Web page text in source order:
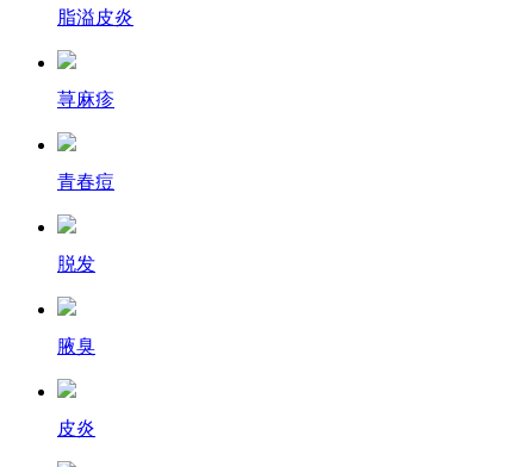
脂溢皮炎
荨麻疹
青春痘
脱发
腋臭
皮炎